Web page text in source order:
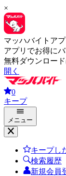
×
マッハバイトアプ
アプリでお得にバ
無料ダウンロー
開く
0
キープ
メニュー
キープし
検索履歴
新規会員